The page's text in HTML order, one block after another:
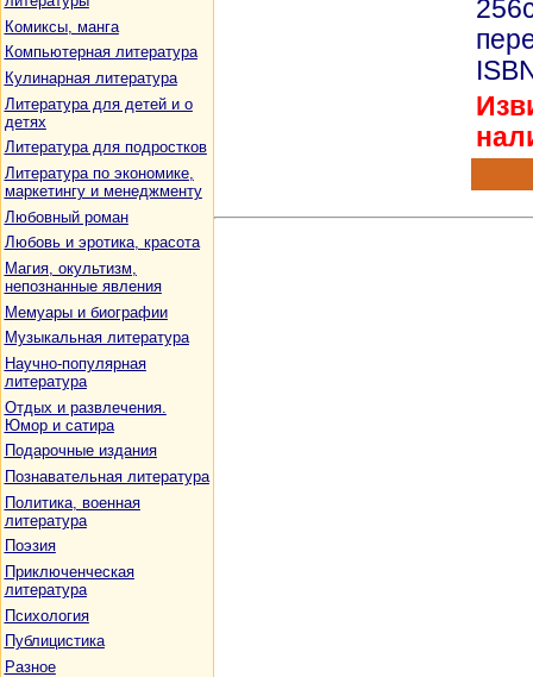
Комиксы, манга
Компьютерная литература
Кулинарная литература
Литература для детей и о
детях
Литература для подростков
Литература по экономике,
маркетингу и менеджменту
Любовный роман
Любовь и эротика, красота
Магия, окультизм,
непознанные явления
Мемуары и биографии
Музыкальная литература
Научно-популярная
литература
Отдых и развлечения.
Юмор и сатира
Подарочные издания
Познавательная литература
Политика, военная
литература
Поэзия
Приключенческая
литература
Психология
Публицистика
Разное